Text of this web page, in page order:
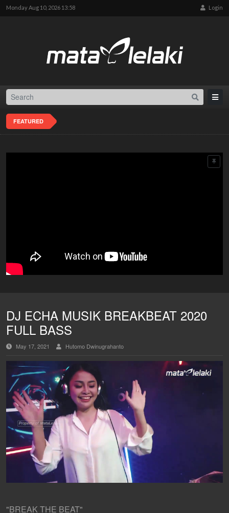
Monday Aug 10, 2026 13:58 Login
FEATURED
DJ ECHA MUSIK BREAKBEAT 2020
FULL BASS
May 17, 2021 Hutomo Dwinugrahanto
"BREAK THE BEAT"